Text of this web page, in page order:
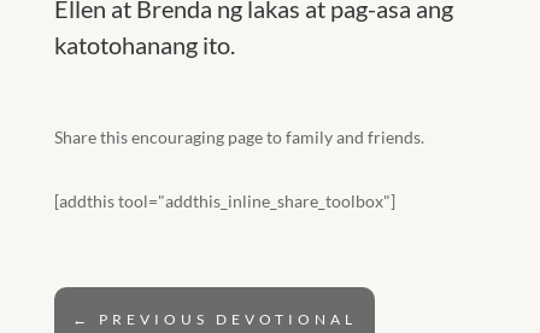
Ellen at Brenda ng lakas at pag-asa ang
katotohanang ito.
Share this encouraging page to family and friends.
[addthis tool="addthis_inline_share_toolbox"]
← PREVIOUS DEVOTIONAL